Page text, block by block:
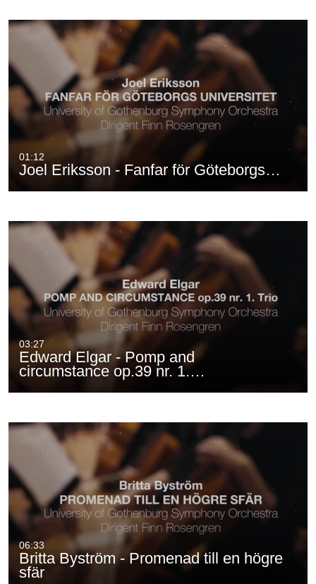
01:12
Joel Eriksson - Fanfar för Göteborgs…
03:27
Edward Elgar - Pomp and
circumstance op.39 nr. 1.…
06:33
Britta Byström - Promenad till en högre
sfär